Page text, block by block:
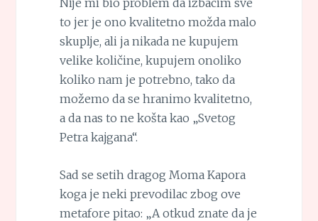
Nije mi bio problem da izbacim sve
to jer je ono kvalitetno možda malo
skuplje, ali ja nikada ne kupujem
velike količine, kupujem onoliko
koliko nam je potrebno, tako da
možemo da se hranimo kvalitetno,
a da nas to ne košta kao „Svetog
Petra kajgana“.
Sad se setih dragog Moma Kapora
koga je neki prevodilac zbog ove
metafore pitao: „A otkud znate da je